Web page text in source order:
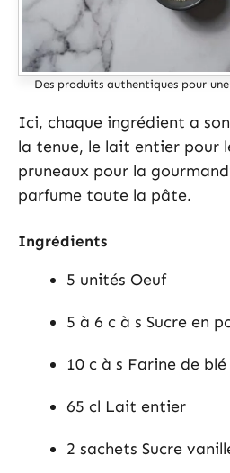
Des produits authentiques pour
Ici, chaque ingrédient a
la tenue, le lait entier pour
pruneaux pour la
parfume toute la pâte.
Ingrédients
5 unités Oeuf
5 à 6 c à s Sucre en
10 c à s Farine de
65 cl Lait entier
2 sachets Sucre